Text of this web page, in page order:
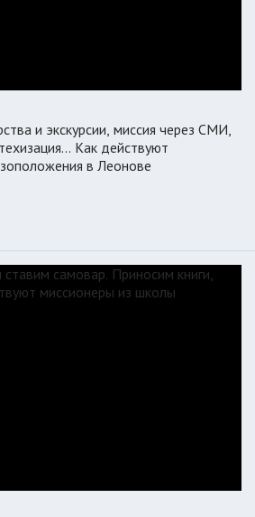
и экскурсии, миссия через СМИ,
Как действуют
в Леонове